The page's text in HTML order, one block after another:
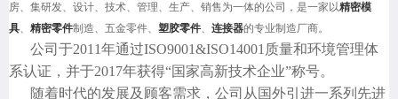
房、集研发、设计、技术、管理、生产、销售为一体的公司，是一家以精密模
具、 精密零件制造、五金零件、 塑胶零件、 连接器的专业制造厂商。
公司于2011年通过ISO9001&ISO14001质量和环境管理体
系认证，并于2017年获得“国家高新技术企业”称号。
随着时代的发展及顾客需求，公司从国外引进一系列先进